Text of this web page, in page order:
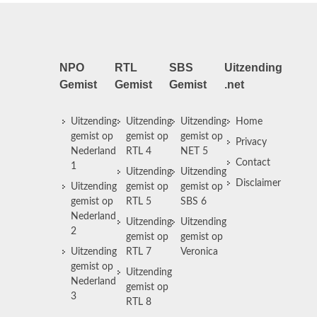
NPO
Gemist
Uitzending
gemist op
Nederland
1
Uitzending
gemist op
Nederland
2
Uitzending
gemist op
Nederland
3
RTL
Gemist
Uitzending
gemist op
RTL 4
Uitzending
gemist op
RTL 5
Uitzending
gemist op
RTL 7
Uitzending
gemist op
RTL 8
SBS
Gemist
Uitzending
gemist op
NET 5
Uitzending
gemist op
SBS 6
Uitzending
gemist op
Veronica
Uitzending
.net
Home
Privacy
Contact
Disclaimer